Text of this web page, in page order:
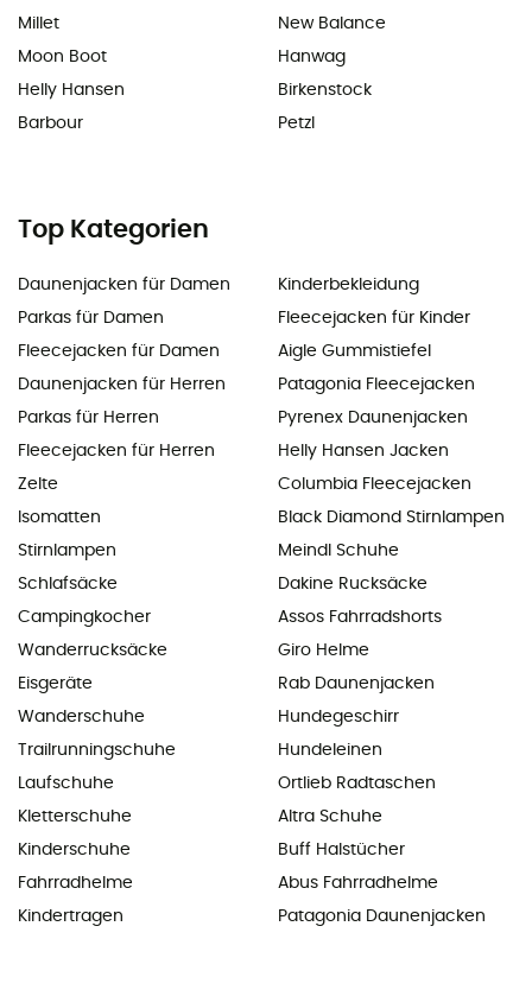
Millet
Moon Boot
Helly Hansen
Barbour
New Balance
Hanwag
Birkenstock
Petzl
Top Kategorien
Daunenjacken für Damen
Parkas für Damen
Fleecejacken für Damen
Daunenjacken für Herren
Parkas für Herren
Fleecejacken für Herren
Zelte
Isomatten
Stirnlampen
Schlafsäcke
Campingkocher
Wanderrucksäcke
Eisgeräte
Wanderschuhe
Trailrunningschuhe
Laufschuhe
Kletterschuhe
Kinderschuhe
Fahrradhelme
Kindertragen
Kinderbekleidung
Fleecejacken für Kinder
Aigle Gummistiefel
Patagonia Fleecejacken
Pyrenex Daunenjacken
Helly Hansen Jacken
Columbia Fleecejacken
Black Diamond Stirnlampen
Meindl Schuhe
Dakine Rucksäcke
Assos Fahrradshorts
Giro Helme
Rab Daunenjacken
Hundegeschirr
Hundeleinen
Ortlieb Radtaschen
Altra Schuhe
Buff Halstücher
Abus Fahrradhelme
Patagonia Daunenjacken